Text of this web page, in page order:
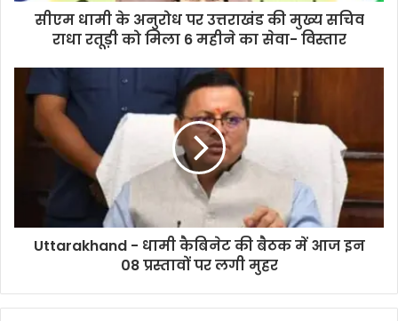
सीएम धामी के अनुरोध पर उत्तराखंड की मुख्य सचिव
राधा रतूड़ी को मिला 6 महीने का सेवा- विस्तार
Uttarakhand - धामी कैबिनेट की बैठक में आज इन
08 प्रस्तावों पर लगी मुहर